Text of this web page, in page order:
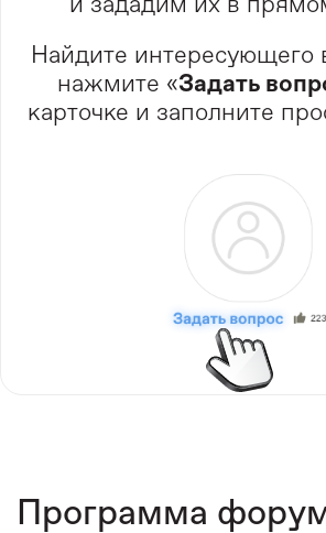
и зададим их в
Найдите интересующего
нажмите «Задать
карточке и заполните
Программа